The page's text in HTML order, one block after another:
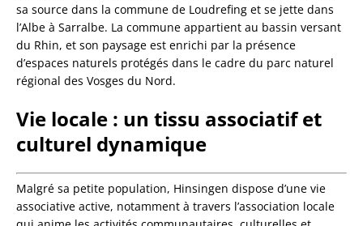
sa source dans la commune de Loudrefing et se jette dans
l’Albe à Sarralbe. La commune appartient au bassin versant
du Rhin, et son paysage est enrichi par la présence
d’espaces naturels protégés dans le cadre du parc naturel
régional des Vosges du Nord.
Vie locale : un tissu associatif et
culturel dynamique
Malgré sa petite population, Hinsingen dispose d’une vie
associative active, notamment à travers l’association locale